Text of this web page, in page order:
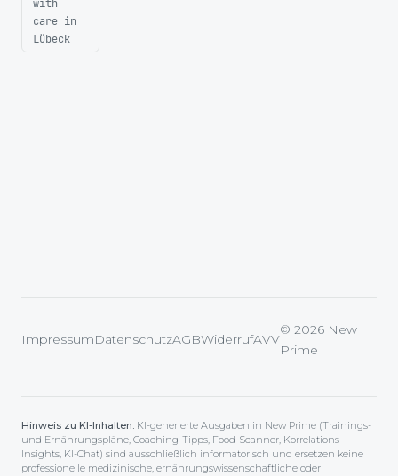
with
care in
Lübeck
ImpressumDatenschutzAGBWiderrufAVV
© 2026 New
Prime
Hinweis zu KI-Inhalten: KI-generierte Ausgaben in New Prime (Trainings-
und Ernährungspläne, Coaching-Tipps, Food-Scanner, Korrelations-
Insights, KI-Chat) sind ausschließlich informatorisch und ersetzen keine
professionelle medizinische, ernährungswissenschaftliche oder